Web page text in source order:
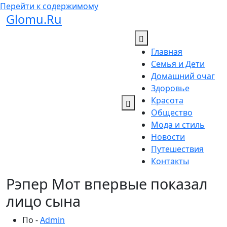
Перейти к содержимому
Glomu.Ru
Главная
Семья и Дети
Домашний очаг
Здоровье
Красота
Общество
Мода и стиль
Новости
Путешествия
Контакты
Рэпер Мот впервые показал
лицо сына
По -Admin